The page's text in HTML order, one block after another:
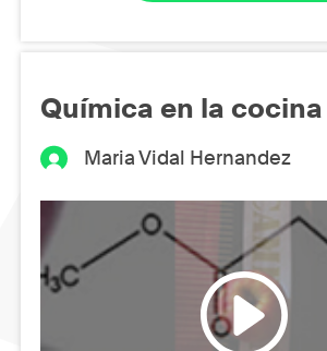
Química en la cocina
Maria Vidal Hernandez